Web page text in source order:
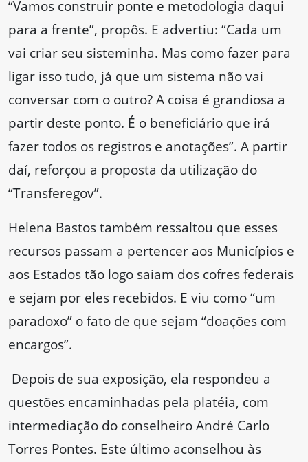
“Vamos construir ponte e metodologia daqui
para a frente”, propôs. E advertiu: “Cada um
vai criar seu sisteminha. Mas como fazer para
ligar isso tudo, já que um sistema não vai
conversar com o outro? A coisa é grandiosa a
partir deste ponto. É o beneficiário que irá
fazer todos os registros e anotações”. A partir
daí, reforçou a proposta da utilização do
“Transferegov”.
Helena Bastos também ressaltou que esses
recursos passam a pertencer aos Municípios e
aos Estados tão logo saiam dos cofres federais
e sejam por eles recebidos. E viu como “um
paradoxo” o fato de que sejam “doações com
encargos”.
Depois de sua exposição, ela respondeu a
questões encaminhadas pela platéia, com
intermediação do conselheiro André Carlo
Torres Pontes. Este último aconselhou às